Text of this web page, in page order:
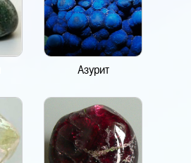
Азурит